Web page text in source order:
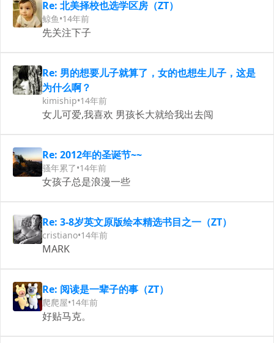
Re: 北美择校也选学区房（ZT）
鲸鱼 •14年前
先关注下子
Re: 男的想要儿子就算了，女的也想生儿子，这是
为什么啊？
kimiship•14年前
女儿可爱,我喜欢 男孩长大就给我出去闯
Re: 2012年的圣诞节~~
骚年累了•14年前
女孩子总是浪漫一些
Re: 3-8岁英文原版绘本精选书目之一（ZT）
cristiano•14年前
MARK
Re: 阅读是一辈子的事（ZT）
爬爬屋•14年前
好贴马克。